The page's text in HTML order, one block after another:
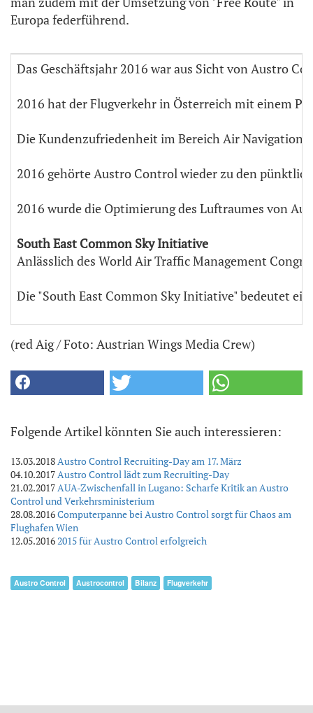
Europa federführend.
Das Geschäftsjahr 2016 war aus Sicht von Austro
2016 hat der Flugverkehr in Österreich mit einem
Die Kundenzufriedenheit im Bereich Air Navigation
2016 gehörte Austro Control wieder zu den
2016 wurde die Optimierung des Luftraumes von
South East Common Sky Initiative
Anlässlich des World Air Traffic Management
Die "South East Common Sky Initiative" bedeutet
(red Aig / Foto: Austrian Wings Media Crew)
Folgende Artikel könnten Sie auch interessieren:
13.03.2018Austro Control Recruiting-Day am 17. März
04.10.2017Austro Control lädt zum Recruiting-Day
21.02.2017AUA-Zwischenfall in Lugano: Scharfe Kritik an Austro
Control und Verkehrsministerium
28.08.2016Computerpanne bei Austro Control sorgt für Chaos am
Flughafen Wien
12.05.20162015 für Austro Control erfolgreich
Austro Control Austrocontrol Bilanz Flugverkehr